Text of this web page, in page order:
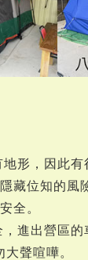
形，因此有
藏位知的風
全。
進出營區的
聲喧嘩。